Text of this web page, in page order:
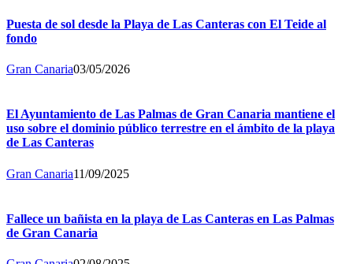
Puesta de sol desde la Playa de Las Canteras con El Teide al
fondo
Gran Canaria03/05/2026
El Ayuntamiento de Las Palmas de Gran Canaria mantiene el
uso sobre el dominio público terrestre en el ámbito de la playa
de Las Canteras
Gran Canaria11/09/2025
Fallece un bañista en la playa de Las Canteras en Las Palmas
de Gran Canaria